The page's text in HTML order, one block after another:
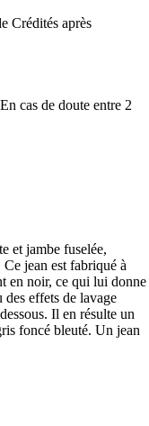
Crédités après
cas de doute entre 2
et jambe fuselée,
jean est fabriqué à
en noir, ce qui lui donne
effets de lavage
Il en résulte un
foncé bleuté. Un jean